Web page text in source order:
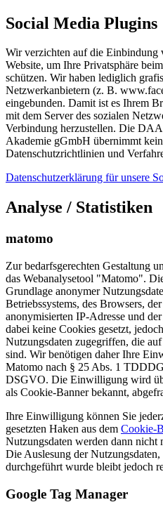
Social Media Plugins
Wir verzichten auf die Einbindung
Website, um Ihre Privatsphäre
schützen. Wir haben lediglich
Netzwerkanbietern (z. B.
eingebunden. Damit ist es Ihrem
mit dem Server des sozialen
Verbindung herzustellen. Die
Akademie gGmbH übernimmt
Datenschutzrichtlinien und
Datenschutzerklärung für unsere
Analyse / Statistiken
matomo
Zur bedarfsgerechten Gestaltung
das Webanalysetool "Matomo".
Grundlage anonymer
Betriebssystems, des Browsers,
anonymisierten IP-Adresse und
dabei keine Cookies gesetzt,
Nutzungsdaten zugegriffen, die
sind. Wir benötigen daher Ihre
Matomo nach § 25 Abs. 1
DSGVO. Die Einwilligung wird
als Cookie-Banner bekannt,
Ihre Einwilligung können Sie
gesetzten Haken aus dem Cookie-
Nutzungsdaten werden dann nicht
Die Auslesung der
durchgeführt wurde bleibt jedoch
Google Tag Manager